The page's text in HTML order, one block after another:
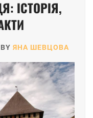
ІСТОРІЯ,
BY ЯНА ШЕВЦОВА